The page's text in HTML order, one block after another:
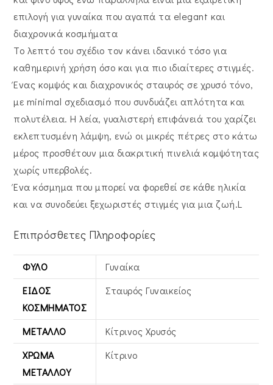
επιλογή για γυναίκα που αγαπά τα elegant και
διαχρονικά κοσμήματα
Το λεπτό του σχέδιο τον κάνει ιδανικό τόσο για
καθημερινή χρήση όσο και για πιο ιδιαίτερες στιγμές.
Ένας κομψός και διαχρονικός σταυρός σε χρυσό τόνο,
με minimal σχεδιασμό που συνδυάζει απλότητα και
πολυτέλεια. Η λεία, γυαλιστερή επιφάνειά του χαρίζει
εκλεπτυσμένη λάμψη, ενώ οι μικρές πέτρες στο κάτω
μέρος προσθέτουν μια διακριτική πινελιά κομψότητας
χωρίς υπερβολές.
Ένα κόσμημα που μπορεί να φορεθεί σε κάθε ηλικία
και να συνοδεύει ξεχωριστές στιγμές για μια ζωή.L
Επιπρόσθετες Πληροφορίες
ΦΎΛΟ
Γυναίκα
ΕΊΔΟΣ
ΚΟΣΜΉΜΑΤΟΣ
Σταυρός Γυναικείος
ΜΈΤΑΛΛΟ
Κίτρινος Xρυσός
ΧΡΏΜΑ
ΜΕΤΆΛΛΟΥ
Κίτρινο